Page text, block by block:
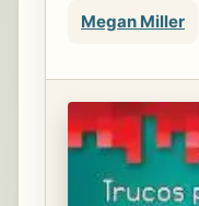
Megan Miller